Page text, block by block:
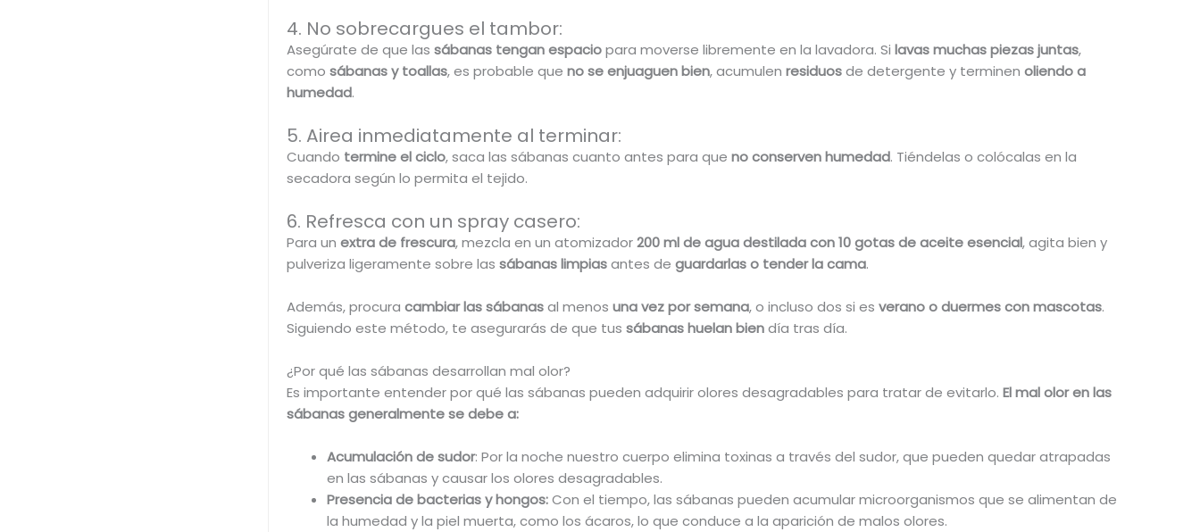
4. No sobrecargues el tambor:
Asegúrate de que las sábanas tengan espaciopara moverse libremente en la lavadora. Si lavas muchas piezas juntas,
como sábanas y toallas, es probable que no se enjuaguen bien, acumulen residuosde detergente y terminen oliendo a
humedad.
5. Airea inmediatamente al terminar:
Cuando termine el ciclo, saca las sábanas cuanto antes para que no conserven humedad. Tiéndelas o colócalas en la
secadora según lo permita el tejido.
6. Refresca con un spray casero:
Para un extra de frescura, mezcla en un atomizador200 ml de agua destilada con 10 gotas de aceite esencial, agita bien y
pulveriza ligeramente sobre las sábanas limpiasantes de guardarlas o tender la cama.
Además, procura cambiar las sábanasal menos una vez por semana, o incluso dos si es verano o duermes con mascotas.
Siguiendo este método, te asegurarás de que tus sábanas huelan biendía tras día.
¿Por qué las sábanas desarrollan mal olor?
Es importante entender por qué las sábanas pueden adquirir olores desagradables para tratar de evitarlo. El mal olor en las
sábanas generalmente se debe a:
Acumulación de sudor: Por la noche nuestro cuerpo elimina toxinas a través del sudor, que pueden quedar atrapadas
en las sábanas y causar los olores desagradables.
Presencia de bacterias y hongos:Con el tiempo, las sábanas pueden acumular microorganismos que se alimentan de
la humedad y la piel muerta, como los ácaros, lo que conduce a la aparición de malos olores.